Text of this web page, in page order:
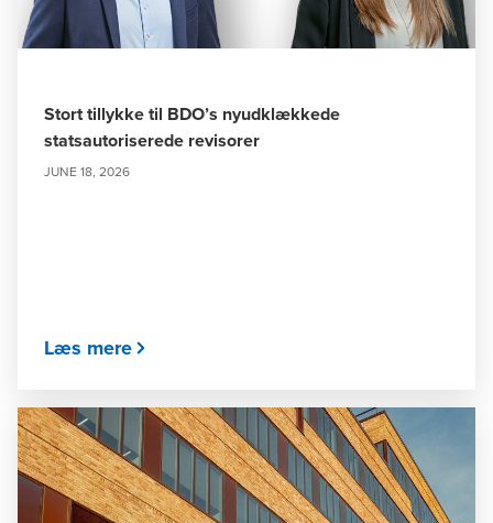
Stort tillykke til BDO’s nyudklækkede
statsautoriserede revisorer
JUNE 18, 2026
Læs mere